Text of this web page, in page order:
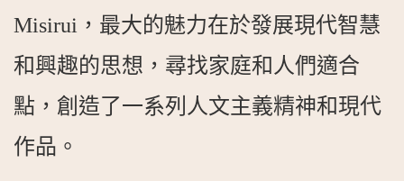
Misirui，最大的魅力在於發展現代智慧
和興趣的思想，尋找家庭和人們適合
點，創造了一系列人文主義精神和現代
作品。